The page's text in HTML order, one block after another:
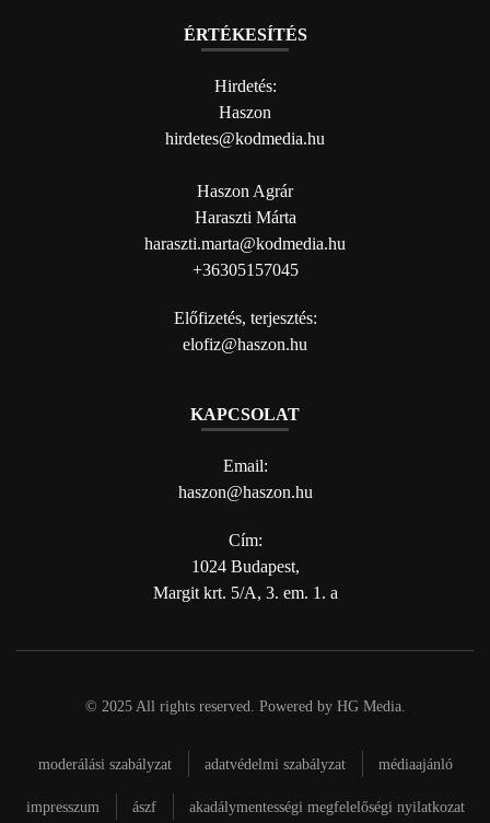
ÉRTÉKESÍTÉS
Hirdetés:
Haszon
hirdetes@kodmedia.hu
Haszon Agrár
Haraszti Márta
haraszti.marta@kodmedia.hu
+36305157045
Előfizetés, terjesztés:
elofiz@haszon.hu
KAPCSOLAT
Email:
haszon@haszon.hu
Cím:
1024 Budapest,
Margit krt. 5/A, 3. em. 1. a
© 2025 All rights reserved. Powered by HG Media.
moderálási szabályzat adatvédelmi szabályzat médiaajánló
impresszum ászf akadálymentességi megfelelőségi nyilatkozat